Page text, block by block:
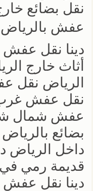
نقل بضائع
دينا نقل عفش
أثاث خارج
الرياض نقل
نقل عفش
عفش شمال
بضائع
داخل الرياض
قديمة رمي
دينا نقل عفش